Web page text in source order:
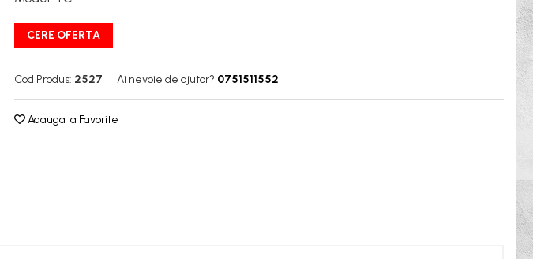
CERE OFERTA
Cod Produs: 2527 Ai nevoie de ajutor? 0751511552
Adauga la Favorite